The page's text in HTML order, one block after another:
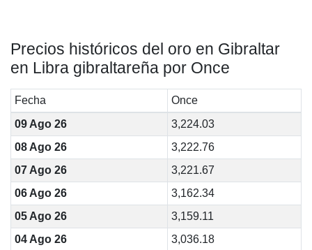
Precios históricos del oro en Gibraltar
en Libra gibraltareña por Once
Fecha
Once
09 Ago 26
3,224.03
08 Ago 26
3,222.76
07 Ago 26
3,221.67
06 Ago 26
3,162.34
05 Ago 26
3,159.11
04 Ago 26
3,036.18